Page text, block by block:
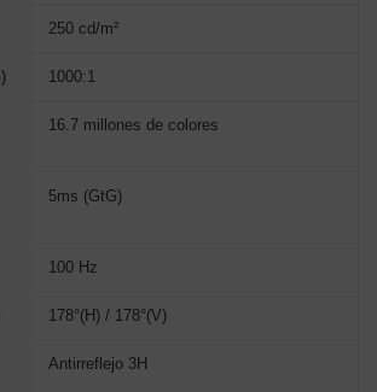
250 cd/m²
1000:1
16.7 millones de colores
5ms (GtG)
100 Hz
178°(H) / 178°(V)
Antirreflejo 3H